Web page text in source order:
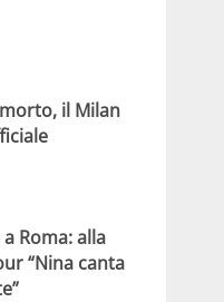
il Milan
Roma: alla
“Nina canta